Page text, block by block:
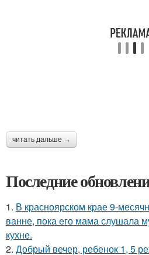
читать дальше →
Последние
1. В красноярском крае 9-
ванне, пока его мама слушала
кухне.
2. Добрый вечер, ребенок 1, 5